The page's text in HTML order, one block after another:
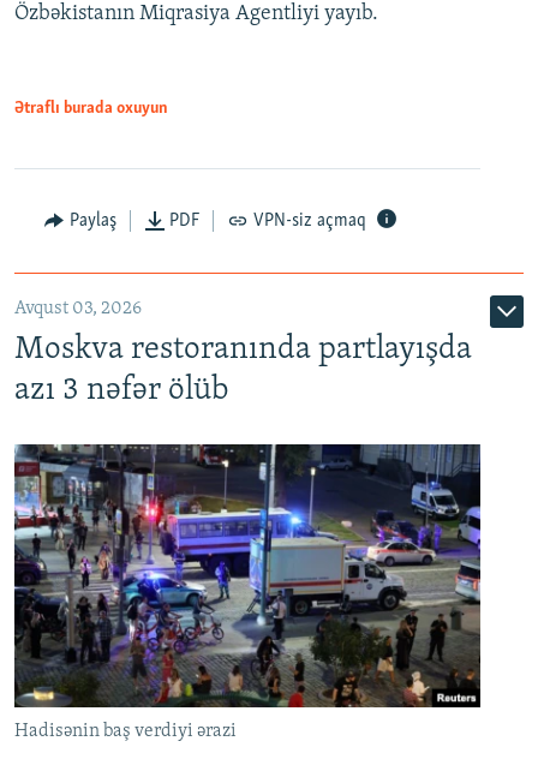
Özbəkistanın Miqrasiya Agentliyi yayıb.
Ətraflı burada oxuyun
Paylaş PDF VPN-siz açmaq
Avqust 03, 2026
Moskva restoranında partlayışda
azı 3 nəfər ölüb
Hadisənin baş verdiyi ərazi